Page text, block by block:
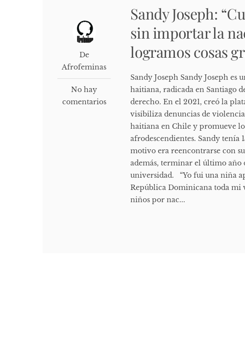
De
Afrofeminas
No hay
comentarios
Sandy Joseph:
sin importar la
logramos cosas
Sandy Joseph Sandy Joseph
haitiana, radicada en Santiago
derecho. En el 2021, creó la
visibiliza denuncias de
haitiana en Chile y promueve
afrodescendientes. Sandy tenía
motivo era reencontrarse con
además, terminar el último año
universidad. “Yo fui una niña
República Dominicana toda mi
niños por nac...